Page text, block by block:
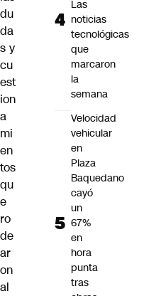
du
da
s y
cu
est
ion
a
mi
en
tos
qu
e
ro
de
ar
on
al
Las
noticias
tecnológicas
que
marcaron
la
semana
Velocidad
vehicular
en
Plaza
Baquedano
cayó
un
67%
en
hora
punta
tras